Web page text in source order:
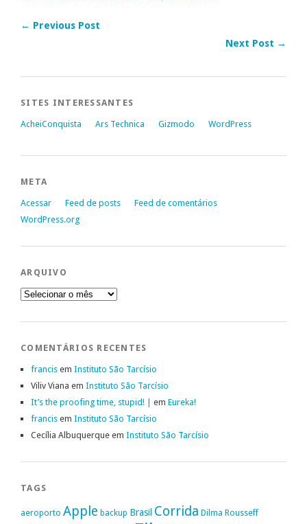
← Previous Post
Next Post →
SITES INTERESSANTES
AcheiConquista Ars Technica Gizmodo WordPress
META
Acessar Feed de posts
Feed de comentários
WordPress.org
ARQUIVO
Arquivo
COMENTÁRIOS RECENTES
francis em Instituto São Tarcísio
Viliv Viana em Instituto São Tarcísio
It’s the proofing time, stupid! | em Eureka!
francis em Instituto São Tarcísio
Cecília Albuquerque em Instituto São Tarcísio
TAGS
aeroporto Apple backup Brasil Corrida Dilma Rousseff